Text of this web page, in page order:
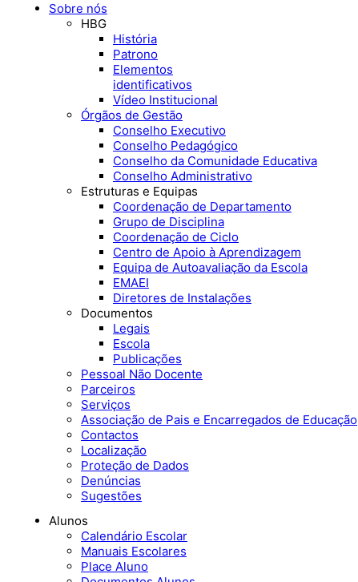
Sobre nós
HBG
História
Patrono
Elementos
identificativos
Vídeo Institucional
Órgãos de Gestão
Conselho Executivo
Conselho Pedagógico
Conselho da Comunidade Educativa
Conselho Administrativo
Estruturas e Equipas
Coordenação de Departamento
Grupo de Disciplina
Coordenação de Ciclo
Centro de Apoio à Aprendizagem
Equipa de Autoavaliação da Escola
EMAEI
Diretores de Instalações
Documentos
Legais
Escola
Publicações
Pessoal Não Docente
Parceiros
Serviços
Associação de Pais e Encarregados de Educação
Contactos
Localização
Proteção de Dados
Denúncias
Sugestões
Alunos
Calendário Escolar
Manuais Escolares
Place Aluno